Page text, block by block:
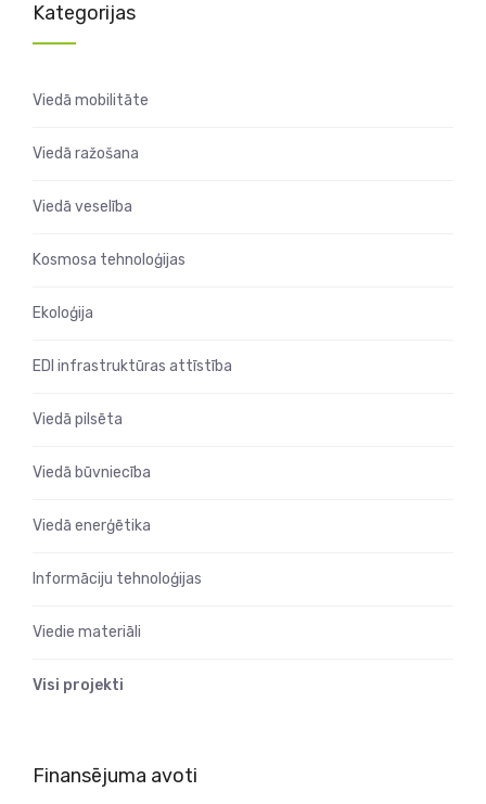
Kategorijas
Viedā mobilitāte
Viedā ražošana
Viedā veselība
Kosmosa tehnoloģijas
Ekoloģija
EDI infrastruktūras attīstība
Viedā pilsēta
Viedā būvniecība
Viedā enerģētika
Informāciju tehnoloģijas
Viedie materiāli
Visi projekti
Finansējuma avoti